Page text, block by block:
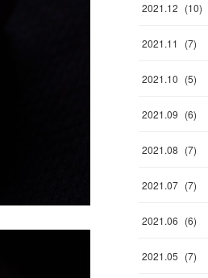
2021.12 (10)
2021.11 (7)
2021.10 (5)
2021.09 (6)
2021.08 (7)
2021.07 (7)
2021.06 (6)
2021.05 (7)